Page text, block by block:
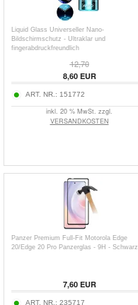
Liquid Glass Universeller Nano-
Bildschirmschutz - Ultraklar und
fingerabdruckfreundlich
12,70
8,60EUR
ART. NR.: 151772
inkl. 20 % MwSt. zzgl.
VERSANDKOSTEN
Panzer Premium Full-Fit Motorola Edge
20/Edge 20 Pro Panzerglas - 9H - Schwarz
7,60EUR
ART. NR.: 235717